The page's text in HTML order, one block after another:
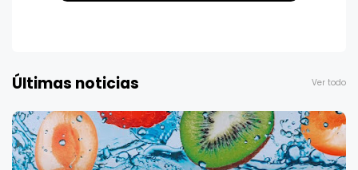
Últimas noticias Ver todo